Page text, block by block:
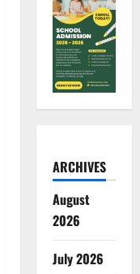
ARCHIVES
August
2026
July 2026